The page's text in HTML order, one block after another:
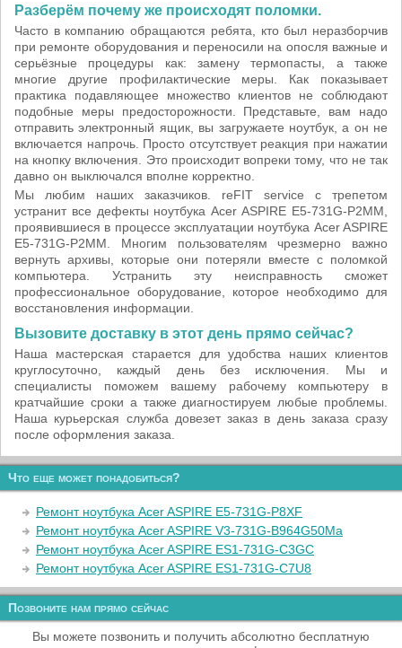
Разберём почему же происходят поломки.
Часто в компанию обращаются ребята, кто был неразборчив
при ремонте оборудования и переносили на опосля важные и
серьёзные процедуры как: замену термопасты, а также
многие другие профилактические меры. Как показывает
практика подавляющее множество клиентов не соблюдают
подобные меры предосторожности. Представьте, вам надо
отправить электронный ящик, вы загружаете ноутбук, а он не
включается напрочь. Просто отсутствует реакция при нажатии
на кнопку включения. Это происходит вопреки тому, что не так
давно он выключался вполне корректно.
Мы любим наших заказчиков. reFIT service с трепетом
устранит все дефекты ноутбука Acer ASPIRE E5-731G-P2MM,
проявившиеся в процессе эксплуатации ноутбука Acer ASPIRE
E5-731G-P2MM. Многим пользователям чрезмерно важно
вернуть архивы, которые они потеряли вместе с поломкой
компьютера. Устранить эту неисправность сможет
профессиональное оборудование, которое необходимо для
восстановления информации.
Вызовите доставку в этот день прямо сейчас?
Наша мастерская старается для удобства наших клиентов
круглосуточно, каждый день без исключения. Мы и
специалисты поможем вашему рабочему компьютеру в
кратчайшие сроки а также диагностируем любые проблемы.
Наша курьерская служба довезет заказ в день заказа сразу
после оформления заказа.
Что еще может понадобиться?
Ремонт ноутбука Acer ASPIRE E5-731G-P8XF
Ремонт ноутбука Acer ASPIRE V3-731G-B964G50Ma
Ремонт ноутбука Acer ASPIRE ES1-731G-C3GC
Ремонт ноутбука Acer ASPIRE ES1-731G-C7U8
Позвоните нам прямо сейчас
Вы можете позвонить и получить абсолютно бесплатную